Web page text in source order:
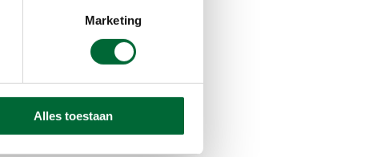
Marketing
Alles toestaan